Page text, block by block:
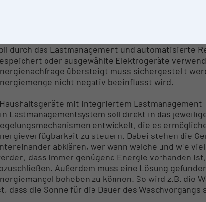
genau zuteilbar und kann in Folge effizient durch
werden. Das Ziel ist es, ein effizientes
Energieüberschusses (PV Anlage erzeugt aktuell
durch das Lastmanagement und automatisierte
oder ausgewählte Elektrogeräte
übersteigt muss sichergestellt
nicht negativ beeinflusst wird.
Haushaltsgeräte mit integriertem Lastmanagement
Lastmanagementsystem soll direkt in das
entwickelt, die es
zu steuern. Dabei stehen die
abklären, wer wann welche und wie
dass immer genügend Energie vorhanden
Außerdem muss eine Lösung
beheben zu können. So wird z.B. die
dass die Sonne für die Dauer des